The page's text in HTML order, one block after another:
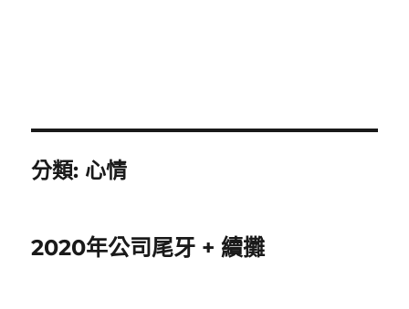
分類: 心情
2020年公司尾牙 + 續攤